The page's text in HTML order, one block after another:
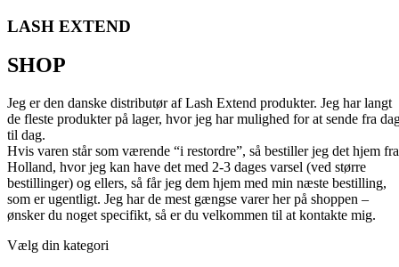
LASH EXTEND
SHOP
Jeg er den danske distributør af Lash Extend produkter. Jeg har langt
de fleste produkter på lager, hvor jeg har mulighed for at sende fra
til dag.
Hvis varen står som værende “i restordre”, så bestiller jeg det hjem fra
Holland, hvor jeg kan have det med 2-3 dages varsel (ved større
bestillinger) og ellers, så får jeg dem hjem med min næste bestilling,
som er ugentligt. Jeg har de mest gængse varer her på shoppen –
ønsker du noget specifikt, så er du velkommen til at kontakte mig.
Vælg din kategori